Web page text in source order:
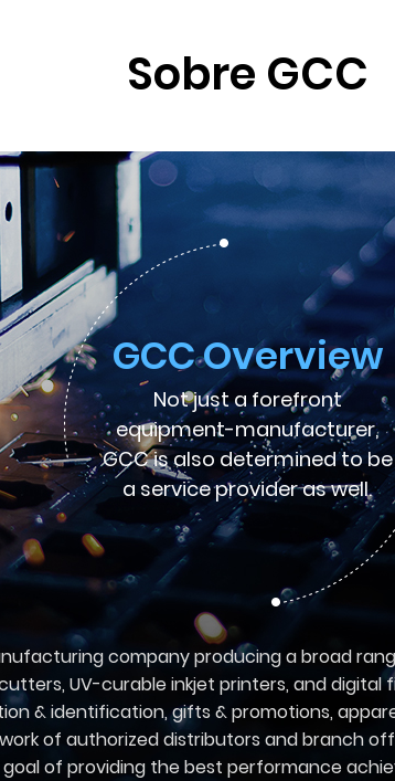
Sobre GCC
GCC Overview
Not just a forefront
equipment-manufacturer,
GCC is also determined to be
a service provider as well.
company producing a broad
UV-curable inkjet printers, and
& identification, gifts & promotions,
of authorized distributors and branch
of providing the best performance